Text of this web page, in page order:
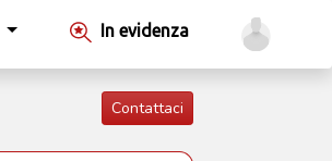
In evidenza
Contattaci